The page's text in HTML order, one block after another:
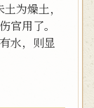
为燥土，
官用了。
水，则显